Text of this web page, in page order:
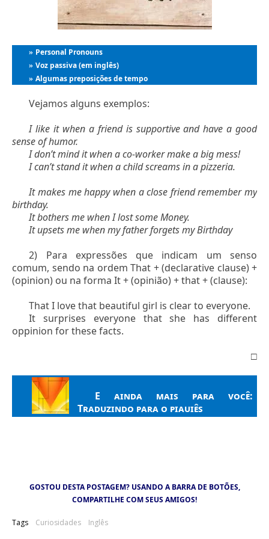
» Personal Pronouns
» Voz passiva (em inglês)
» Algumas preposições de tempo
Vejamos alguns exemplos:
I like it when a friend is supportive and have a good
sense of humor.
I don’t mind it when a co-worker make a big mess!
I can’t stand it when a child screams in a pizzeria.
It makes me happy when a close friend remember my
birthday.
It bothers me when I lost some Money.
It upsets me when my father forgets my Birthday
2) Para expressões que indicam um senso
comum, sendo na ordem That + (declarative clause) +
(opinion) ou na forma It + (opinião) + that + (clause):
That I love that beautiful girl is clear to everyone.
It surprises everyone that she has different
oppinion for these facts.
□
E ainda mais para você:
Traduzindo para o piauiês
GOSTOU DESTA POSTAGEM? USANDO A BARRA DE BOTÕES,
COMPARTILHE COM SEUS AMIGOS!
Tags Curiosidades Inglês